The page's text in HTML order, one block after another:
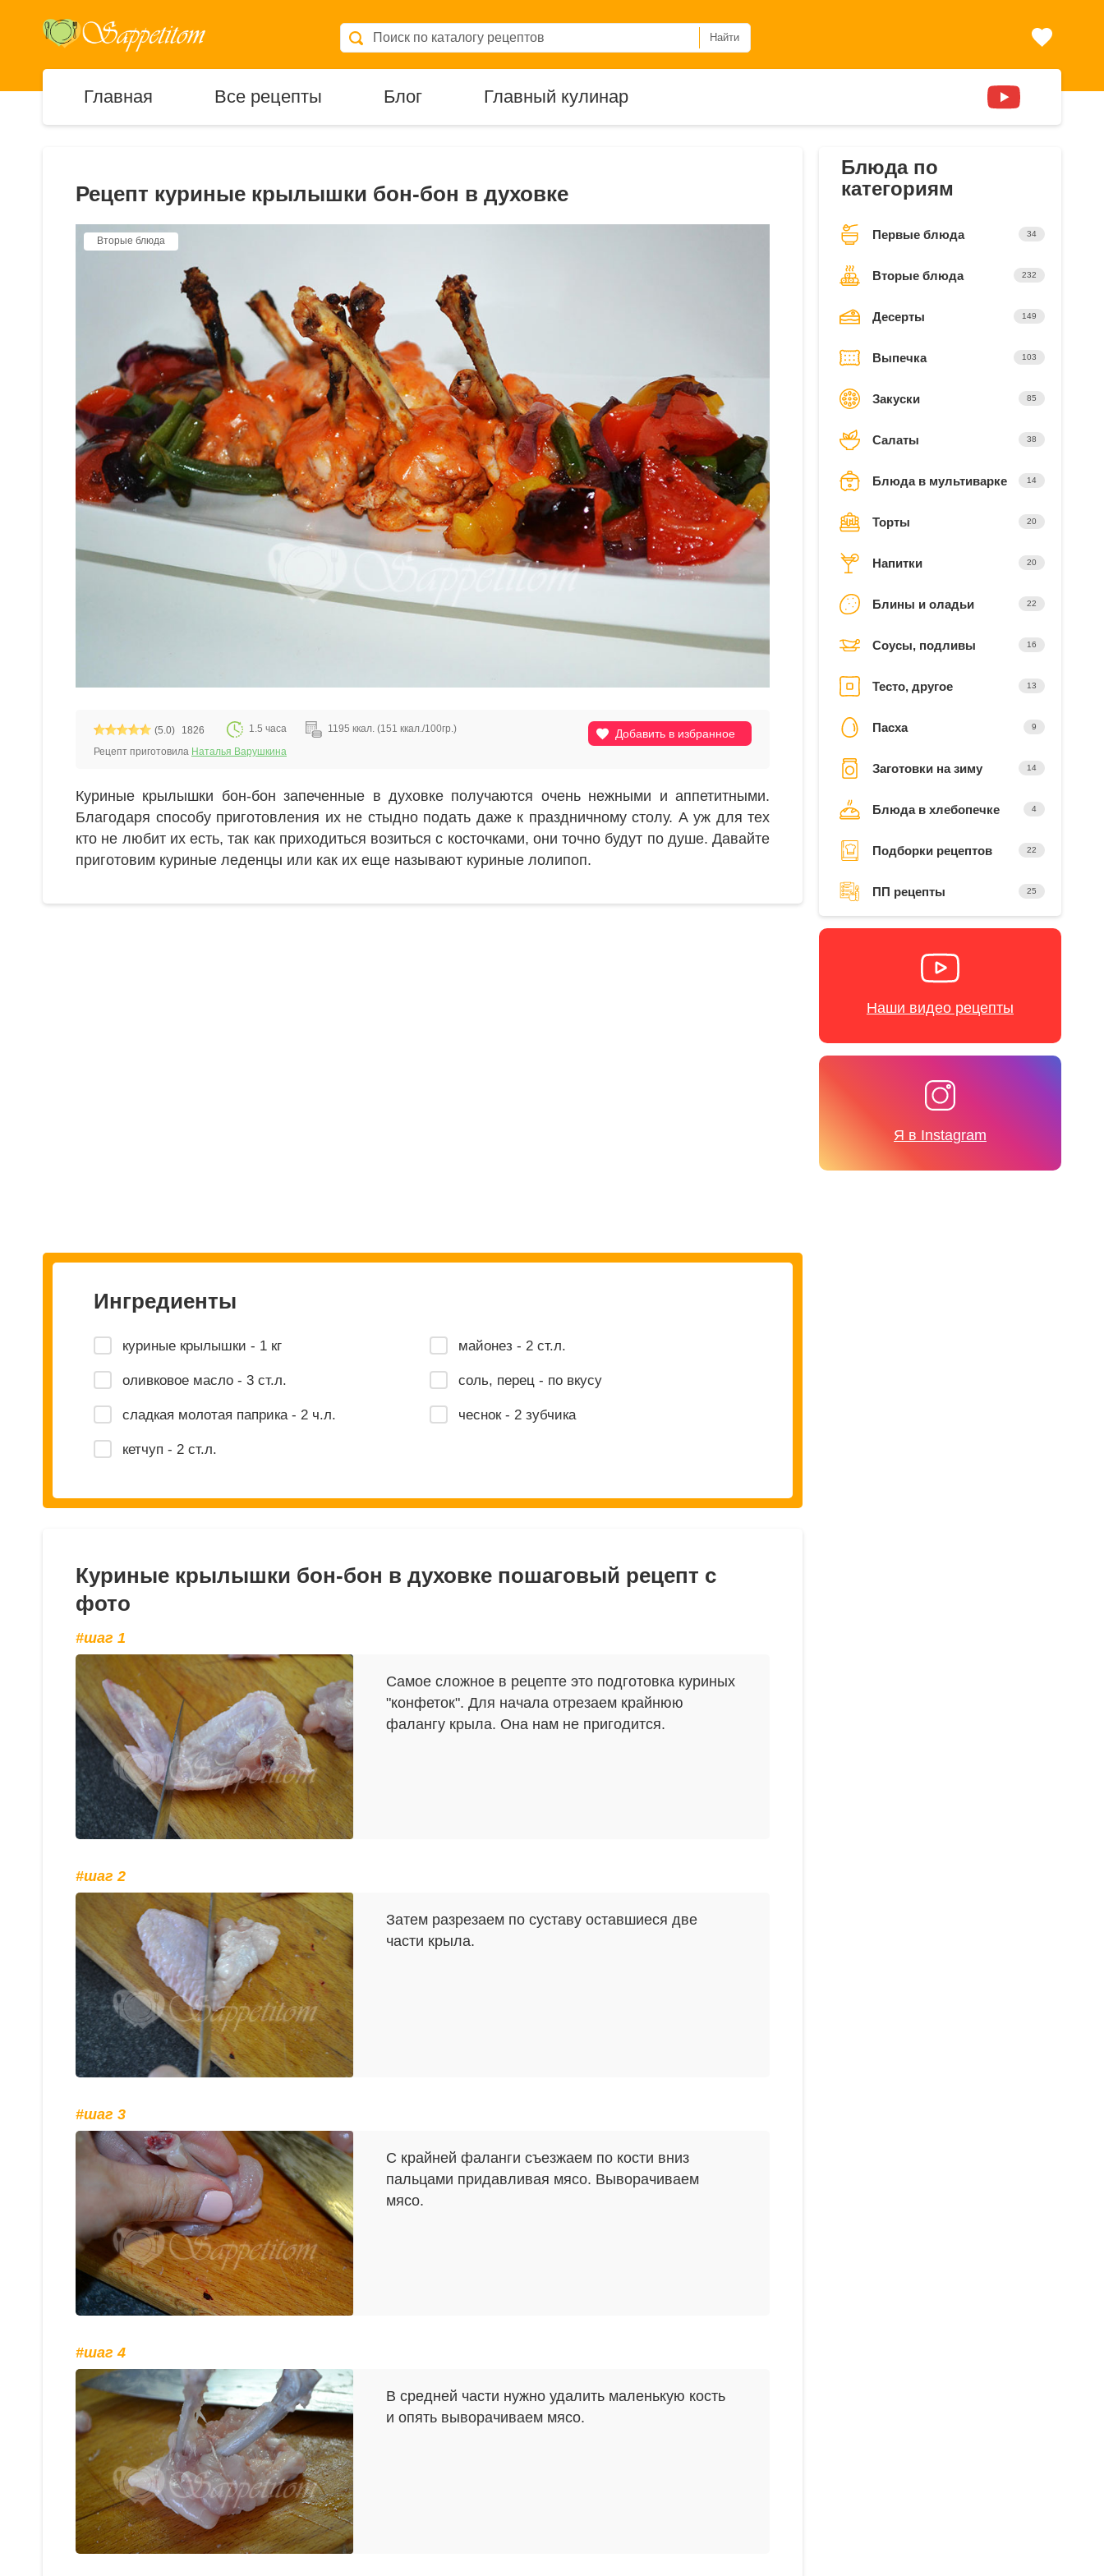
Найти
Главная Все рецепты Блог Главный кулинар
Рецепт куриные крылышки бон-бон в духовке
Вторые блюда
Добавить в избранное
(5.0) 1826 1.5 часа
1195 ккал. (151 ккал./100гр.)
Рецепт приготовила Наталья Варушкина
Куриные крылышки бон-бон запеченные в духовке получаются очень нежными и аппетитными.
Благодаря способу приготовления их не стыдно подать даже к праздничному столу. А уж для тех
кто не любит их есть, так как приходиться возиться с косточками, они точно будут по душе. Давайте
приготовим куриные леденцы или как их еще называют куриные лолипоп.
Ингредиенты
куриные крылышки - 1 кг
оливковое масло - 3 ст.л.
сладкая молотая паприка - 2 ч.л.
кетчуп - 2 ст.л.
майонез - 2 ст.л.
соль, перец - по вкусу
чеснок - 2 зубчика
Куриные крылышки бон-бон в духовке пошаговый рецепт с
фото
#шаг 1
Самое сложное в рецепте это подготовка куриных
"конфеток". Для начала отрезаем крайнюю
фалангу крыла. Она нам не пригодится.
#шаг 2
Затем разрезаем по суставу оставшиеся две
части крыла.
#шаг 3
С крайней фаланги съезжаем по кости вниз
пальцами придавливая мясо. Выворачиваем
мясо.
#шаг 4
В средней части нужно удалить маленькую кость
и опять выворачиваем мясо.
Блюда по
категориям
Первые блюда 34
Вторые блюда 232
Десерты 149
Выпечка 103
Закуски 85
Салаты 38
Блюда в мультиварке 14
Торты 20
Напитки 20
Блины и оладьи 22
Соусы, подливы 16
Тесто, другое 13
Пасха 9
Заготовки на зиму 14
Блюда в хлебопечке 4
Подборки рецептов 22
ПП рецепты 25
Наши видео рецепты
Я в Instagram